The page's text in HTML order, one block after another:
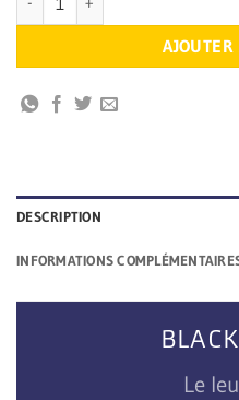
DESCRIPTION
INFORMATIONS
Le